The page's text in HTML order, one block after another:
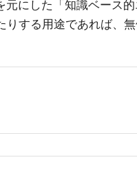
元にした「知識ベース
りする用途であれば、